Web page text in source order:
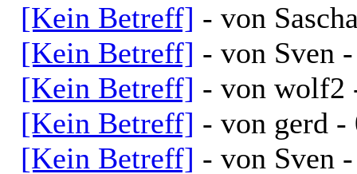
[Kein Betreff] - von
[Kein Betreff] - von Sven
[Kein Betreff] - von wolf2
[Kein Betreff] - von gerd -
[Kein Betreff] - von Sven